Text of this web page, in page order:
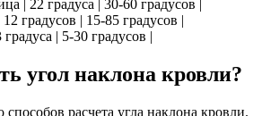
| 22 градуса | 30-60 градусов |
градусов | 15-85 градусов |
| 5-30 градусов |
угол наклона кровли?
способов расчета угла наклона кровли.